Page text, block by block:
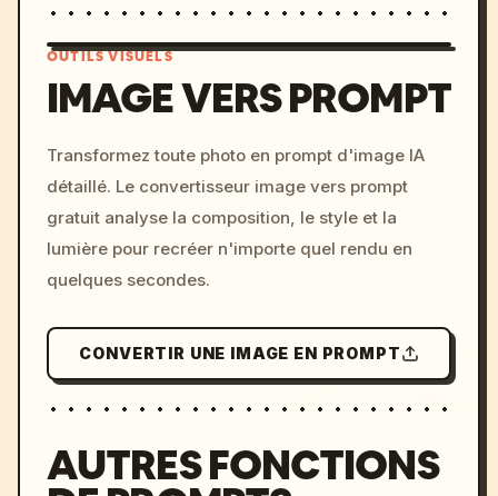
c, cyberpunk sunset, neon
colors, 8k --v 6.0
OUTILS VISUELS
IMAGE VERS PROMPT
Transformez toute photo en prompt d'image IA
détaillé. Le convertisseur image vers prompt
gratuit analyse la composition, le style et la
lumière pour recréer n'importe quel rendu en
quelques secondes.
CONVERTIR UNE IMAGE EN PROMPT
AUTRES FONCTIONS